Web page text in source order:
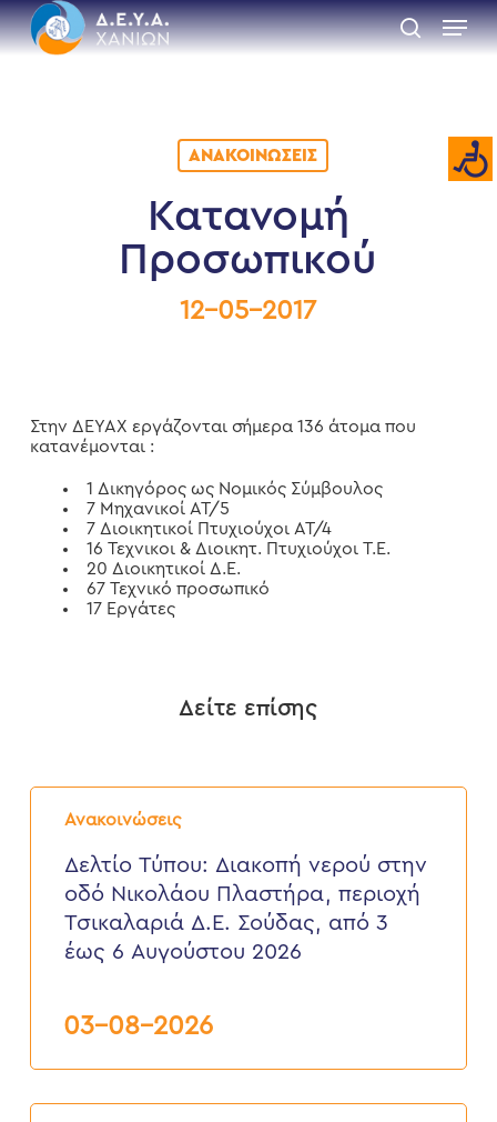
Skip
to
main
search
Menu
ΑΝΑΚΟΙΝΏΣΕΙΣ
Κατανομή
Προσωπικού
12-05-2017
Στην ΔΕΥΑΧ εργάζονται σήμερα 136 άτομα που
κατανέμονται :
1 Δικηγόρος ως Νομικός Σύμβουλος
7 Μηχανικοί ΑΤ/5
7 Διοικητικοί Πτυχιούχοι ΑΤ/4
16 Τεχνικοι & Διοικητ. Πτυχιούχοι Τ.Ε.
20 Διοικητικοί Δ.Ε.
67 Τεχνικό προσωπικό
17 Εργάτες
Δείτε επίσης
Ανακοινώσεις
Δελτίο
Τύπου:
νερού
στην
Νικολάου
Πλαστήρα,
περιοχή
Σούδας,
έως
Δελτίο Τύπου: Διακοπή νερού στην
οδό Νικολάου Πλαστήρα, περιοχή
Τσικαλαριά Δ.Ε. Σούδας, από 3
έως 6 Αυγούστου 2026
03-08-2026
Δελτίο